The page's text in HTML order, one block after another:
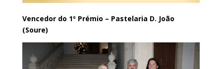
Vencedor do 1º Prémio – Pastelaria D. João
(Soure)